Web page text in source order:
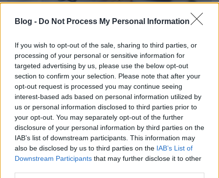
Blog - Do Not Process My Personal Information
If you wish to opt-out of the sale, sharing to third parties, or
processing of your personal or sensitive information for
targeted advertising by us, please use the below opt-out
section to confirm your selection. Please note that after your
opt-out request is processed you may continue seeing
interest-based ads based on personal information utilized by
us or personal information disclosed to third parties prior to
your opt-out. You may separately opt-out of the further
disclosure of your personal information by third parties on the
IAB’s list of downstream participants. This information may
also be disclosed by us to third parties on the IAB’s List of
Downstream Participants that may further disclose it to other
A cukrozott narancshoz és sárgabarackhoz külön
serpenyőkbe tesszük a narancsot és a
sárgabarackot, majd mindegyikbe hideg vizet
teszünk akként, hogy ellepje a gyümölcsöket.
Forrásig hevítjük a vizet, majd leöntjük a
gyümölcsökről. Ezt követően még kétszer ismételjük
meg a műveletet (azaz hideg víz a langyosra hűtött
gyümölcsökre forrásig, majd leönt, majd ismét